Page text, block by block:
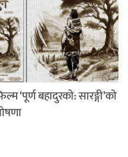
‘पूर्ण बहादुरको: सारङ्गी’को